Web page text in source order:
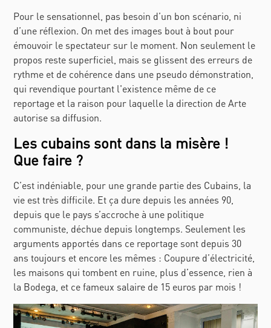
Pour le sensationnel, pas besoin d’un bon scénario, ni
d’une réflexion. On met des images bout à bout pour
émouvoir le spectateur sur le moment. Non seulement le
propos reste superficiel, mais se glissent des erreurs de
rythme et de cohérence dans une pseudo démonstration,
qui revendique pourtant l'existence même de ce
reportage et la raison pour laquelle la direction de Arte
autorise sa diffusion.
Les cubains sont dans la misère !
Que faire ?
C’est indéniable, pour une grande partie des Cubains, la
vie est très difficile. Et ça dure depuis les années 90,
depuis que le pays s’accroche à une politique
communiste, déchue depuis longtemps. Seulement les
arguments apportés dans ce reportage sont depuis 30
ans toujours et encore les mêmes : Coupure d’électricité,
les maisons qui tombent en ruine, plus d’essence, rien à
la Bodega, et ce fameux salaire de 15 euros par mois !